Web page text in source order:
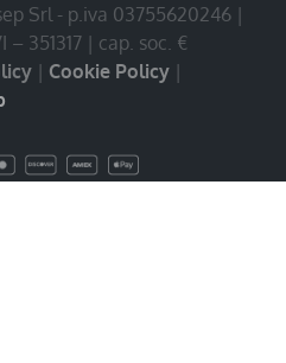
Srl - p.iva 03755620246 |
– 351317 | cap. soc. €
| Cookie Policy |